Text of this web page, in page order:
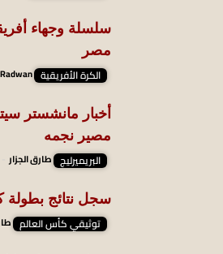
مصر
الكرة الأفريقية
أخبار مانشستر
مصير نجمه
البريميرليج طارق الجزار
سجل نتائج بطولة كأس
توثيقي كأس العالم